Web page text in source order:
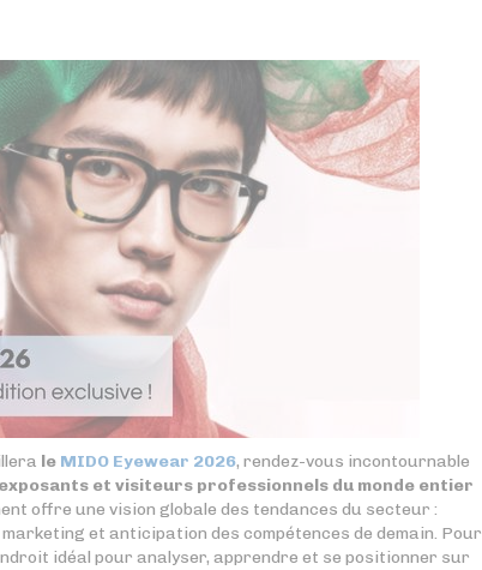
le MIDO Eyewear 2026, rendez-vous incontournable
et visiteurs professionnels du monde entier
offre une vision globale des tendances du secteur :
et anticipation des compétences de demain. Pour
idéal pour analyser, apprendre et se positionner sur